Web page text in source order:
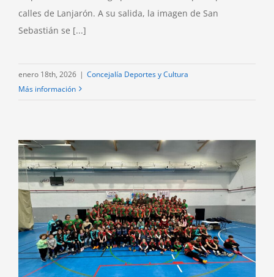
calles de Lanjarón. A su salida, la imagen de San
Sebastián se [...]
enero 18th, 2026 | Concejalía Deportes y Cultura
Más información